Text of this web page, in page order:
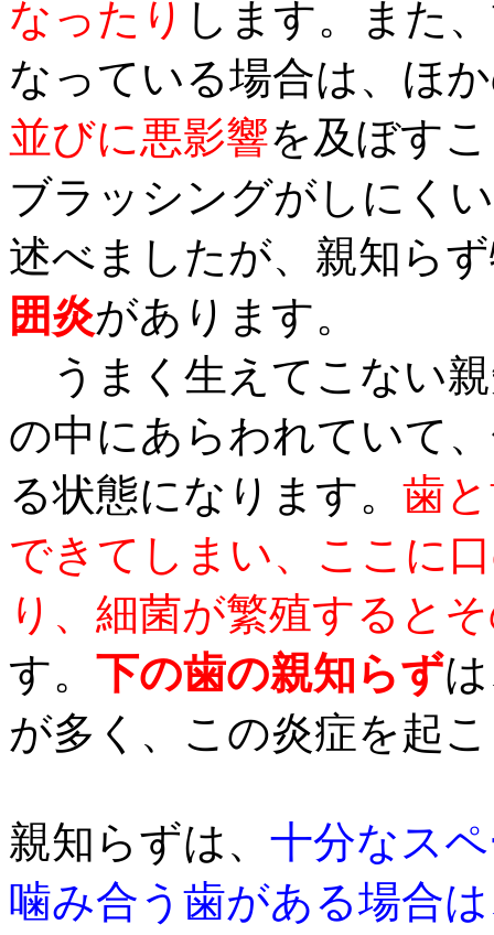
なったり します。また
なっている場合は、ほ
並びに悪影響を及ぼす
ブラッシングがしにく
述べましたが、親知ら
囲炎があります。
うまく生えてこない
の中にあらわれていて
る状態になります。 歯
できてしまい、ここに
り、細菌が繁殖すると
す。 下の歯の親知らず
が多く、この炎症を起
親知らずは、 十分なス
噛み合う歯がある場合